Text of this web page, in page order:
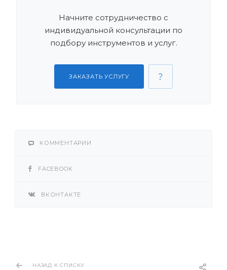
Начните сотрудничество с
индивидуальной консультации по
подбору инструментов и услуг.
ЗАКАЗАТЬ УСЛУГУ
КОММЕНТАРИИ
FACEBOOK
ВКОНТАКТЕ
НАЗАД К СПИСКУ